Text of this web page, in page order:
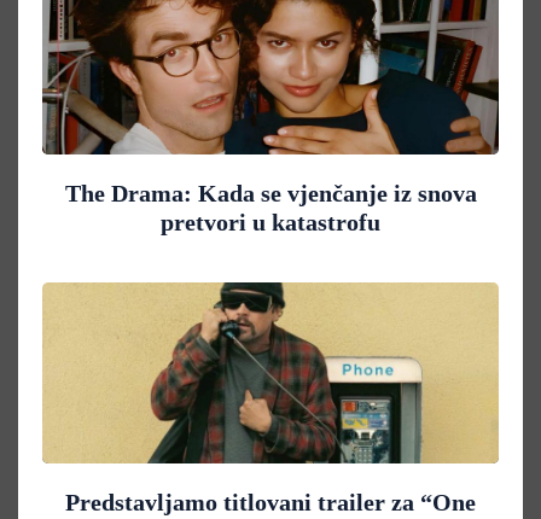
The Drama: Kada se vjenčanje iz snova
pretvori u katastrofu
Predstavljamo titlovani trailer za “One